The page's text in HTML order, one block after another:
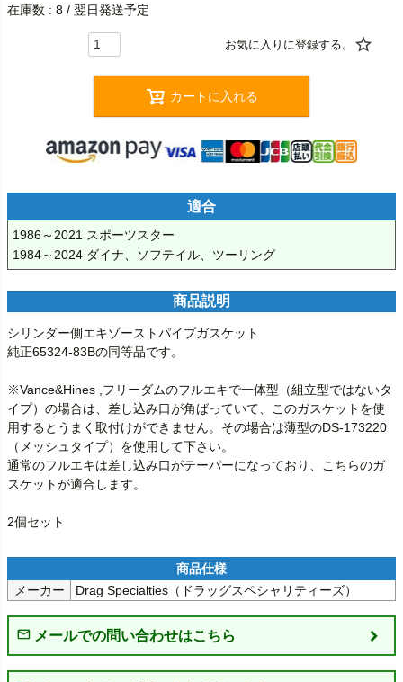
在庫数 8 / 翌日発送予定
カートに入れる
適合
1986～2021 スポーツスター
1984～2024 ダイナ、ソフテイル、ツーリング
商品説明
シリンダー側エキゾーストパイプガスケット
純正65324-83Bの同等品です。
※Vance&Hines ,フリーダムのフルエキで一体型（組立型ではないタ
イプ）の場合は、差し込み口が角ばっていて、このガスケットを使
用するとうまく取付けができません。その場合は薄型のDS-173220
（メッシュタイプ）を使用して下さい。
通常のフルエキは差し込み口がテーパーになっており、こちらのガ
スケットが適合します。
2個セット
メーカー Drag Specialties（ドラッグスペシャリティーズ）